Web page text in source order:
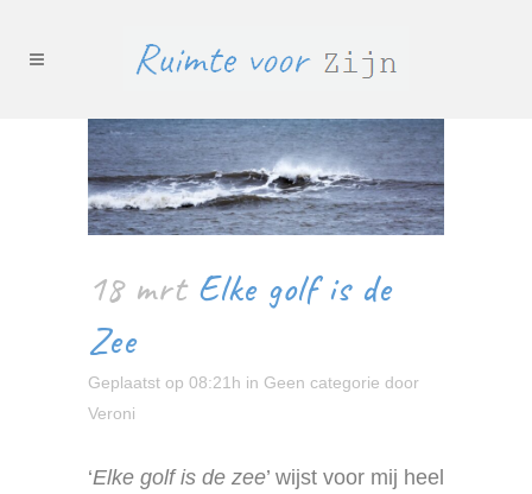
18 mrtElke golf is de
Zee
Geplaatst op 08:21h in Geen categorie door
Veroni
‘Elke golf is de zee’ wijst voor mij heel